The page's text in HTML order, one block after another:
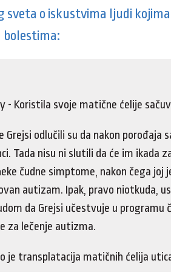
sveta o iskustvima ljudi
- Koristila svoje matične ćelije
Grejsi odlučili su da nakon porođaja
Tada nisu ni slutili da će im ikada
čudne simptome, nakon čega joj
autizam. Ipak, pravo niotkuda,
da Grejsi učestvuje u
za lečenje autizma.
je transplatacija matičnih ćelija